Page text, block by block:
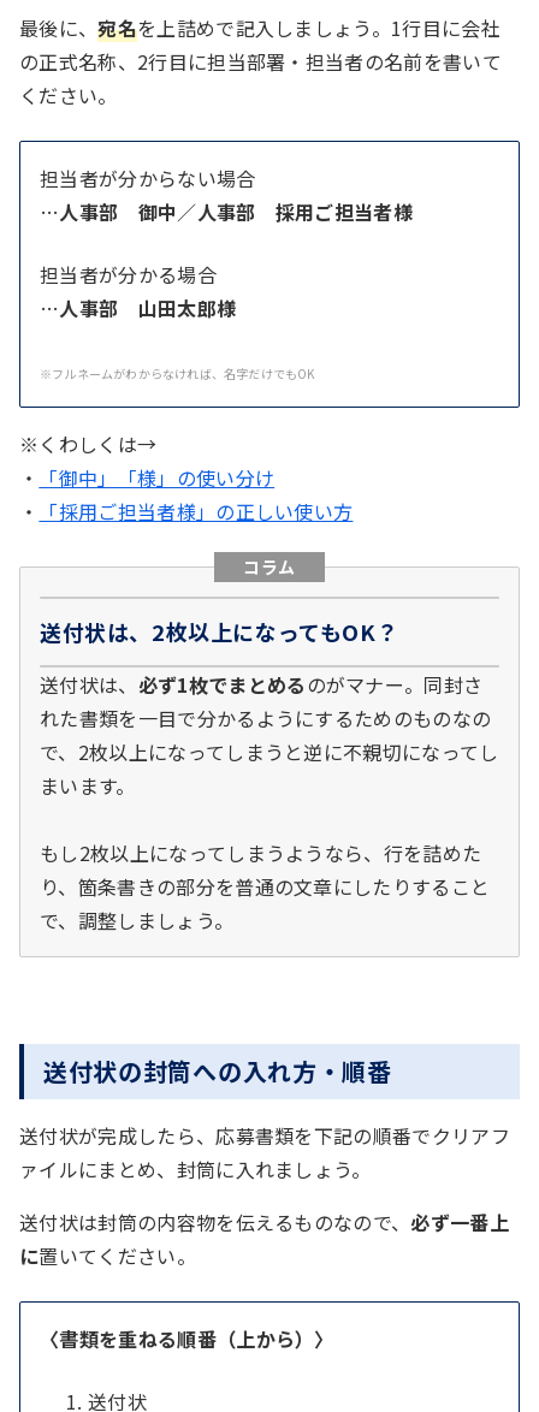
最後に、宛名を上詰めで記入しましょう。1行目に会社
の正式名称、2行目に担当部署・担当者の名前を書いて
ください。
担当者が分からない場合
…人事部 御中／人事部 採用ご担当者様
担当者が分かる場合
…人事部 山田太郎様
※フルネームがわからなければ、名字だけでもOK
※くわしくは→
・
「御中」「様」の使い分け
・
「採用ご担当者様」の正しい使い方
コラム
送付状は、2枚以上になってもOK？
送付状は、 必ず1枚でまとめる のがマナー。同封さ
れた書類を一目で分かるようにするためのものなの
で、2枚以上になってしまうと逆に不親切になってし
まいます。
もし2枚以上になってしまうようなら、行を詰めた
り、箇条書きの部分を普通の文章にしたりすること
で、調整しましょう。
送付状の封筒への入れ方・順番
送付状が完成したら、応募書類を下記の順番でクリアフ
ァイルにまとめ、封筒に入れましょう。
送付状は封筒の内容物を伝えるものなので、 必ず一番上
に置いてください。
〈書類を重ねる順番（上から）〉
送付状